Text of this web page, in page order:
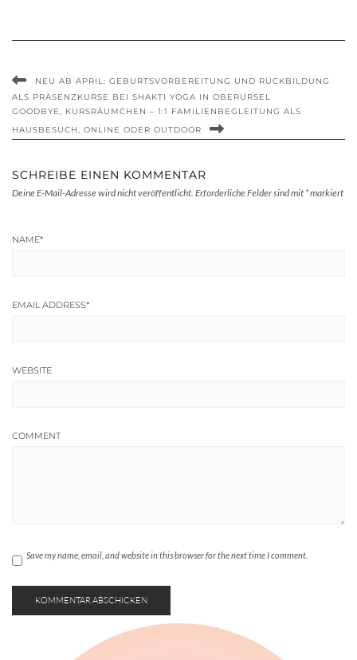
NEU AB APRIL: GEBURTSVORBEREITUNG UND RÜCKBILDUNG
ALS PRÄSENZKURSE BEI SHAKTI YOGA IN OBERURSEL
GOODBYE, KURSRÄUMCHEN – 1:1 FAMILIENBEGLEITUNG ALS
HAUSBESUCH, ONLINE ODER OUTDOOR
SCHREIBE EINEN KOMMENTAR
Deine E-Mail-Adresse wird nicht veröffentlicht. Erforderliche Felder sind mit *markiert
NAME*
EMAIL ADDRESS*
WEBSITE
COMMENT
Save my name, email, and website in this browser for the next time I comment.